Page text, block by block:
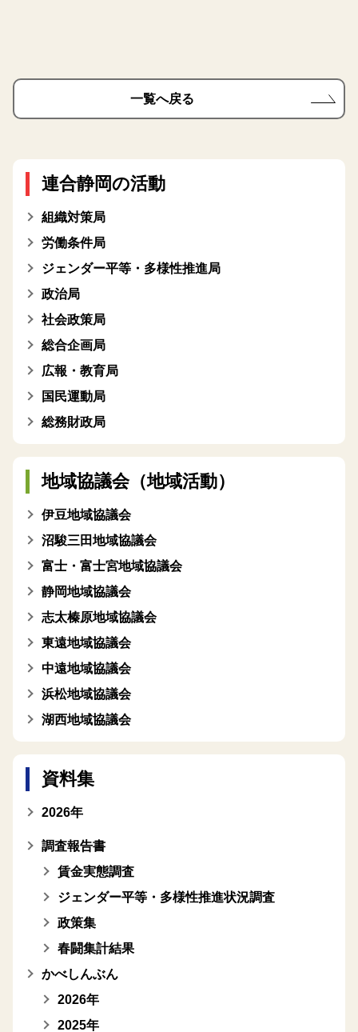
一覧へ戻る
連合静岡の活動
組織対策局
労働条件局
ジェンダー平等・多様性推進局
政治局
社会政策局
総合企画局
広報・教育局
国民運動局
総務財政局
地域協議会（地域活動）
伊豆地域協議会
沼駿三田地域協議会
富士・富士宮地域協議会
静岡地域協議会
志太榛原地域協議会
東遠地域協議会
中遠地域協議会
浜松地域協議会
湖西地域協議会
資料集
2026年
調査報告書
賃金実態調査
ジェンダー平等・多様性推進状況調査
政策集
春闘集計結果
かべしんぶん
2026年
2025年